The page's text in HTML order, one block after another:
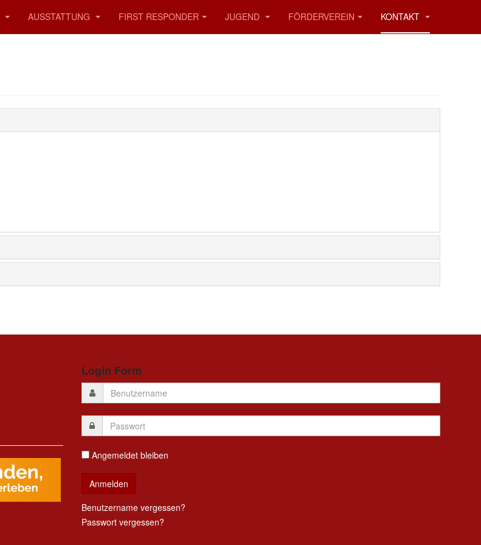
AUSSTATTUNG FIRST RESPONDER JUGEND FÖRDERVEREIN KONTAKT
Login Form
Angemeldet bleiben
Benutzername vergessen?
Passwort vergessen?